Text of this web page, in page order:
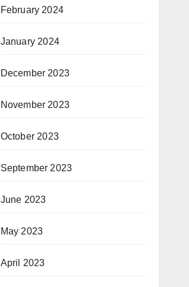
February 2024
January 2024
December 2023
November 2023
October 2023
September 2023
June 2023
May 2023
April 2023